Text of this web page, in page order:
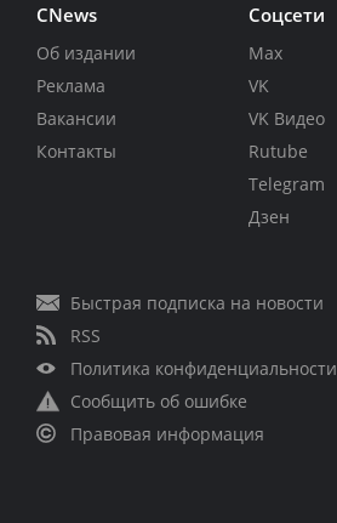
CNews
Об издании
Реклама
Вакансии
Контакты
Соцсети
Max
VK
VK Видео
Rutube
Telegram
Дзен
Быстрая подписка на новости
RSS
Политика конфиденциальности
Сообщить об ошибке
Правовая информация